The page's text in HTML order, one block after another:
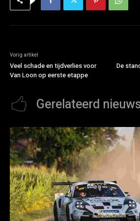
Vorig artikel
Veel schade en tijdverlies voor
Van Loon op eerste etappe
De
Gerelateerd